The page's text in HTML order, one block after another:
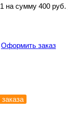
1 на сумму 400 руб.
Оформить заказ